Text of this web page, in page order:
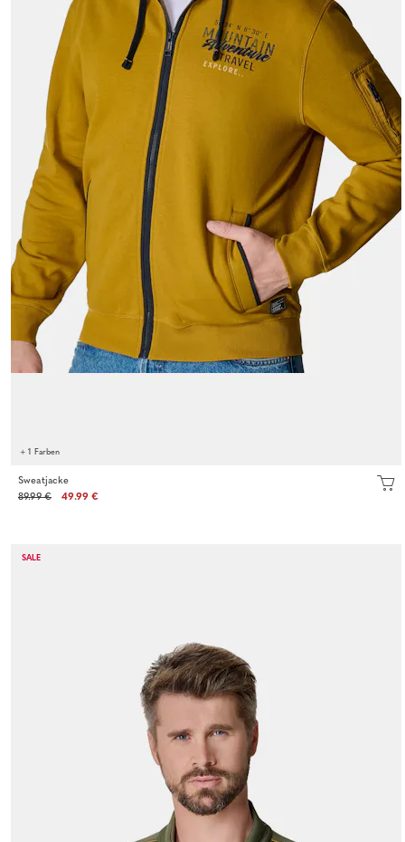
+ 1 Farben
Sweatjacke
89.99 €
49.99 €
SALE